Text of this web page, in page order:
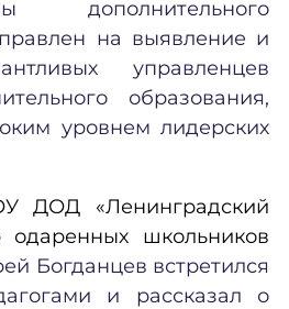
на выявление и
управленцев
образования,
уровнем лидерских
ДОД «Ленинградский
одаренных школьников
Богданцев встретился
и рассказал о